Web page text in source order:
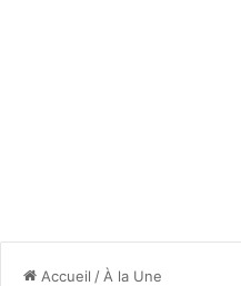
Accueil / À la Une